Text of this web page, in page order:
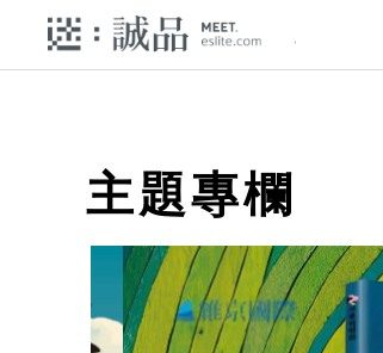
主題專欄